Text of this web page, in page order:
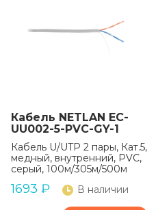
Кабель NETLAN EC-
UU002-5-PVC-GY-1
Кабель U/UTP 2 пары, Кат.5,
медный, внутренний, PVC,
серый, 100м/305м/500м
1693 ₽ В наличии